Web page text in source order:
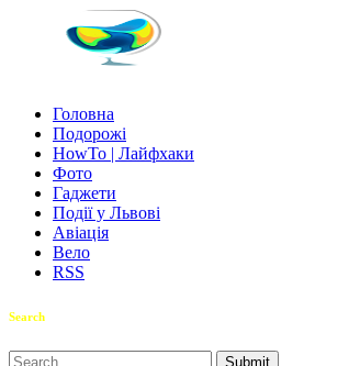
Головна
Подорожі
HowTo | Лайфхаки
Фото
Гаджети
Події у Львові
Авіація
Вело
RSS
Search